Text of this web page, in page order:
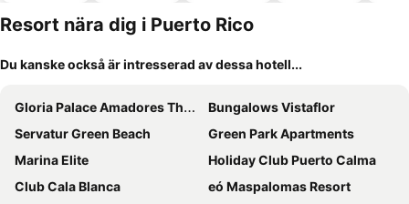
Resort nära dig i Puerto Rico
Du kanske också är intresserad av dessa hotell...
Gloria Palace Amadores Thalasso & Hotel
Bungalows Vistaflor
Servatur Green Beach
Green Park Apartments
Marina Elite
Holiday Club Puerto Calma
Club Cala Blanca
eó Maspalomas Resort